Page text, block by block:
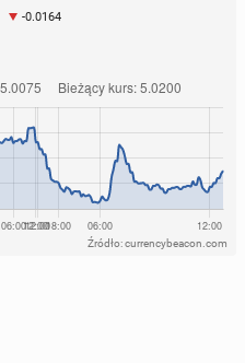
-0.0164
Źródło: currencybeacon.com